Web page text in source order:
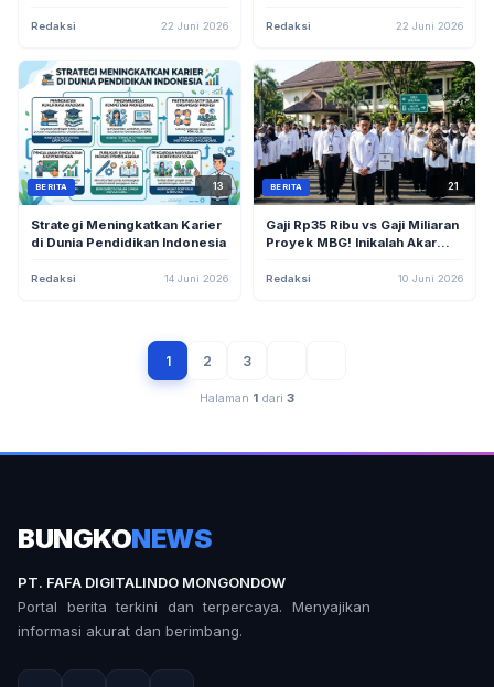
hingga 30 Juni 2026
Redaksi 22 Juni 2026 Redaksi 22 Juni 2026
BERITA 13
Strategi Meningkatkan Karier
di Dunia Pendidikan Indonesia
Redaksi 14 Juni 2026
BERITA 21
Gaji Rp35 Ribu vs Gaji Miliaran
Proyek MBG! Inikalah Akar
Redaksi 10 Juni 2026
1 2 3
Halaman 1 dari 3
BUNGKONEWS
PT. FAFA DIGITALINDO MONGONDOW
Portal berita terkini dan terpercaya. Menyajikan
informasi akurat dan berimbang.